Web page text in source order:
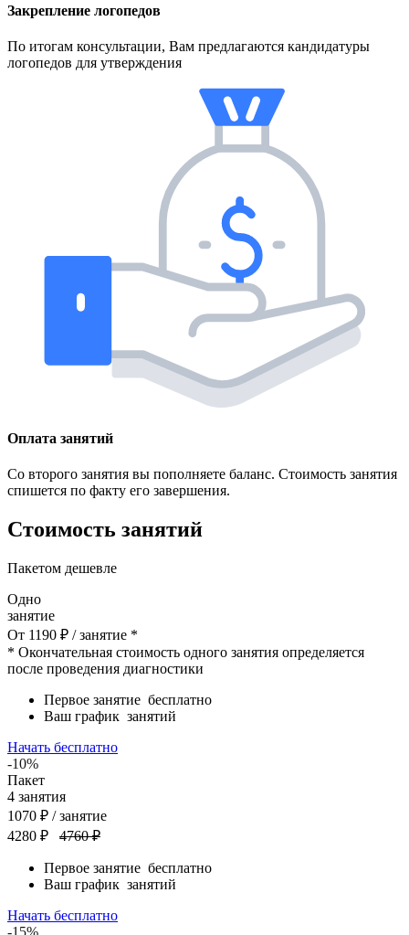
Закрепление логопедов
По итогам консультации, Вам предлагаются кандидатуры
логопедов для утверждения
Оплата занятий
Со второго занятия вы пополняете баланс. Стоимость занятия
спишется по факту его завершения.
Стоимость занятий
Пакетом дешевле
Одно
занятие
От 1190 ₽ / занятие *
* Окончательная стоимость одного занятия определяется
после проведения диагностики
Первое занятие бесплатно
Ваш график занятий
Начать бесплатно
-10%
Пакет
4 занятия
1070 ₽ / занятие
4280 ₽
4760 ₽
Первое занятие бесплатно
Ваш график занятий
Начать бесплатно